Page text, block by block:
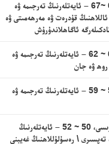
ئەنئام، 63 ~67 – ئايەتلەرنىڭ تەرجىمە ۋە
قۇدرەت ۋە مەرھەمىتى ۋە
ئاگاھلاندۇرۇش
ئەنئام، 60 ~ 62 – ئايەتلەرنىڭ تەرجىمە ۋە
ۋە جان
ئەنئام، 53 ~ 59 – ئايەتلەرنىڭ تەرجىمە ۋە
ئەنئام سۈرىسى، 50 ~ 52 – ئايەتلەرنىڭ
تەپسىرى \ رەسۇلۇللاھنىڭ غەيبنى